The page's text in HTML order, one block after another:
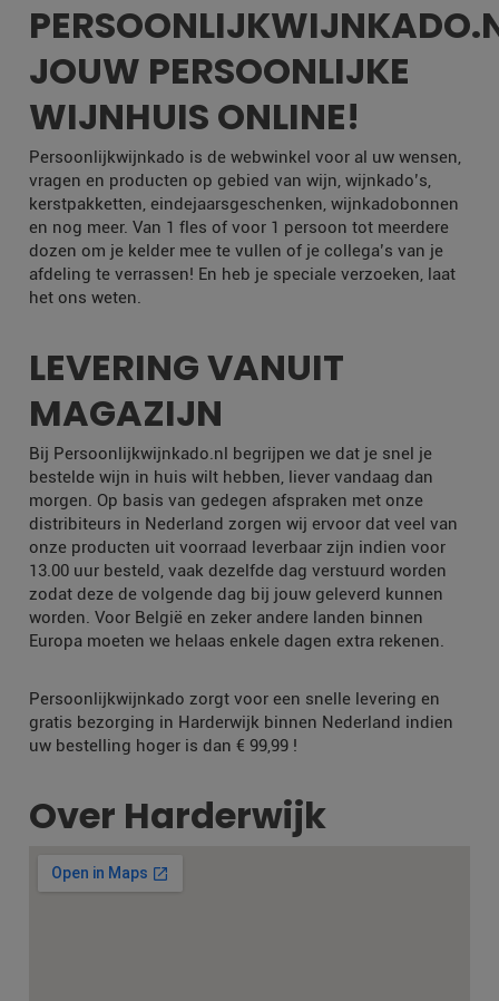
JOUW PERSOONLIJKE
WIJNHUIS ONLINE!
Persoonlijkwijnkado is de webwinkel voor al uw wensen,
vragen en producten op gebied van wijn, wijnkado’s,
kerstpakketten, eindejaarsgeschenken, wijnkadobonnen
en nog meer. Van 1 fles of voor 1 persoon tot meerdere
dozen om je kelder mee te vullen of je collega’s van je
afdeling te verrassen! En heb je speciale verzoeken, laat
het ons weten.
LEVERING VANUIT
MAGAZIJN
Bij Persoonlijkwijnkado.nl begrijpen we dat je snel je
bestelde wijn in huis wilt hebben, liever vandaag dan
morgen. Op basis van gedegen afspraken met onze
distribiteurs in Nederland zorgen wij ervoor dat veel van
onze producten uit voorraad leverbaar zijn indien voor
13.00 uur besteld, vaak dezelfde dag verstuurd worden
zodat deze de volgende dag bij jouw geleverd kunnen
worden. Voor België en zeker andere landen binnen
Europa moeten we helaas enkele dagen extra rekenen.
Persoonlijkwijnkado zorgt voor een snelle levering en
gratis bezorging in Harderwijk binnen Nederland indien
uw bestelling hoger is dan € 99,99 !
Over Harderwijk